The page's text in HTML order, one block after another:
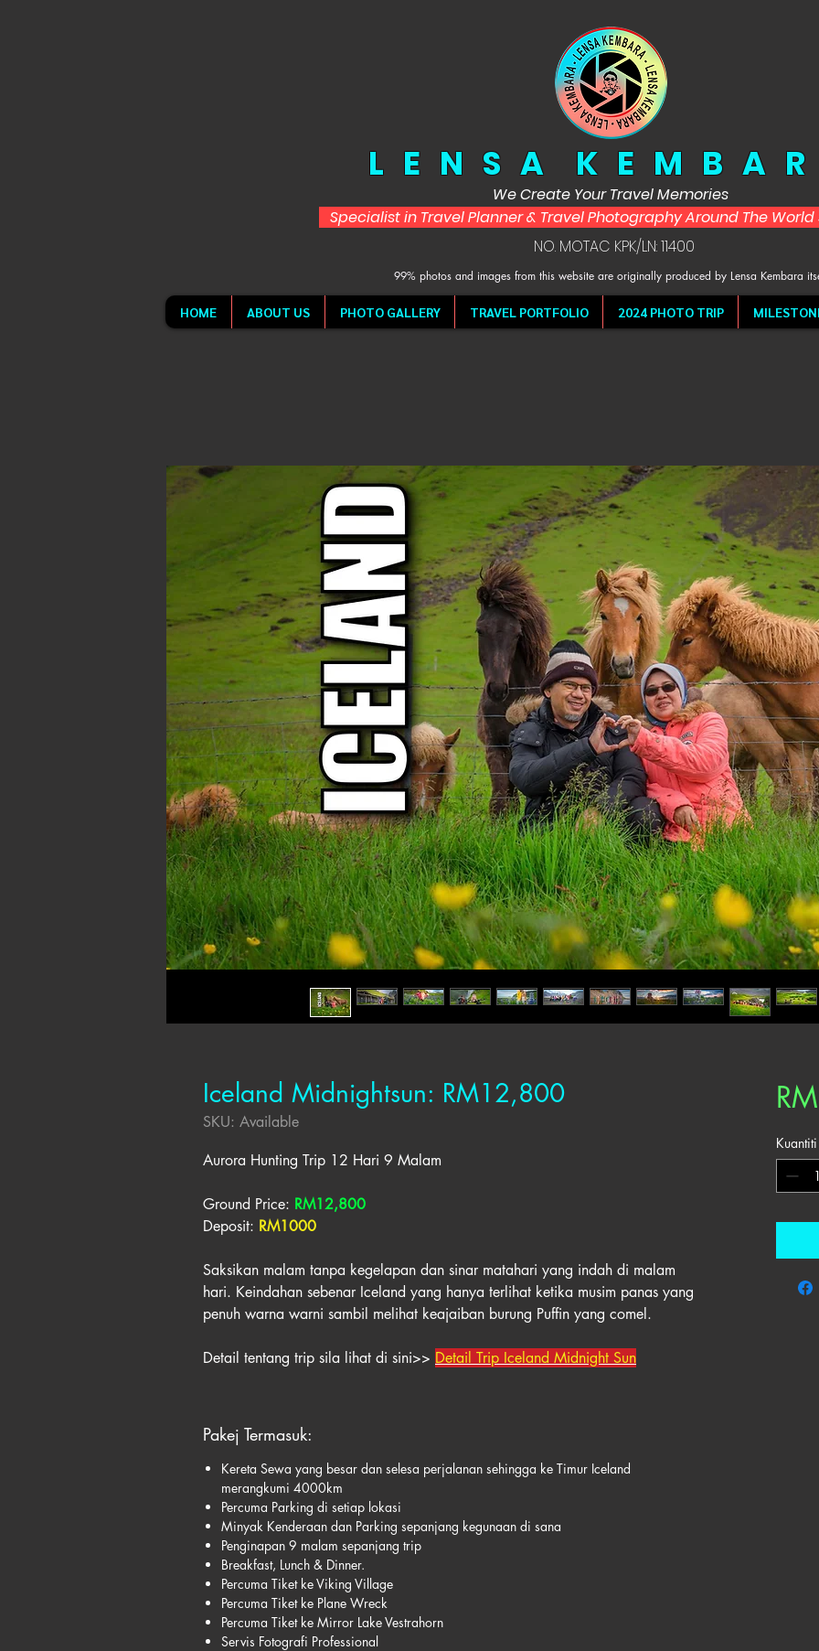
L E N S A K E M B A R
We Create Your Travel Memories
Specialist in Travel Planner & Travel Photography Around The World
NO. MOTAC KPK/LN: 11400
99% photos and images from this website are originally produced by Lensa Kembara
HOME ABOUT US PHOTO GALLERY TRAVEL PORTFOLIO 2024 PHOTO TRIP
Iceland Midnightsun: RM12,800
SKU: Available
Aurora Hunting Trip 12 Hari 9 Malam
Ground Price: RM12,800
Deposit: RM1000
Saksikan malam tanpa kegelapan dan sinar matahari yang indah di malam
hari. Keindahan sebenar Iceland yang hanya terlihat ketika musim panas yang
penuh warna warni sambil melihat keajaiban burung Puffin yang comel.
Detail tentang trip sila lihat di sini>> Detail Trip Iceland Midnight Sun
Pakej Termasuk:
Kereta Sewa yang besar dan selesa perjalanan sehingga ke Timur Iceland
merangkumi 4000km
Percuma Parking di setiap lokasi
Minyak Kenderaan dan Parking sepanjang kegunaan di sana
Penginapan 9 malam sepanjang trip
Breakfast, Lunch & Dinner.
Percuma Tiket ke Viking Village
Percuma Tiket ke Plane Wreck
Percuma Tiket ke Mirror Lake Vestrahorn
Servis Fotografi Professional
Kuantiti